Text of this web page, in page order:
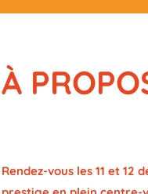
À
Rendez-vous les 11 et 12